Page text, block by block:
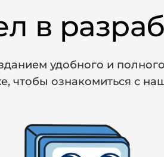
в
удобного и
чтобы ознакомиться с